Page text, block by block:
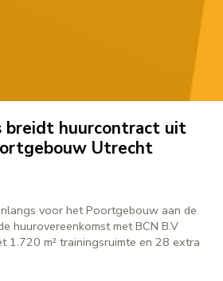
breidt huurcontract uit
Utrecht
voor het Poortgebouw aan de
huurovereenkomst met BCN B.V
1.720 m² trainingsruimte en 28 extra